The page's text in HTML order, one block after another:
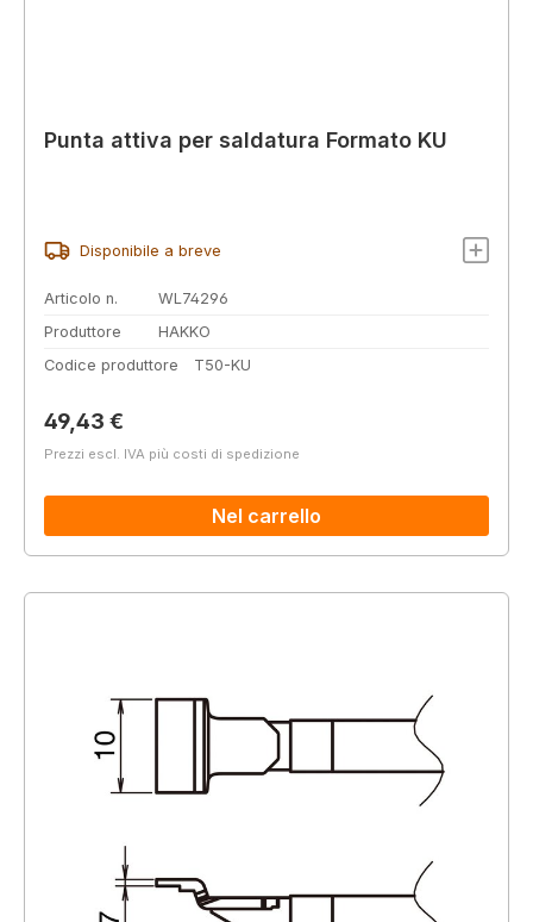
Punta attiva per saldatura Formato KU
Disponibile a breve
Articolo n.
WL74296
Produttore
HAKKO
Codice produttore
T50-KU
Prezzo normale:
49,43 €
Prezzi escl. IVA più costi di spedizione
Nel carrello